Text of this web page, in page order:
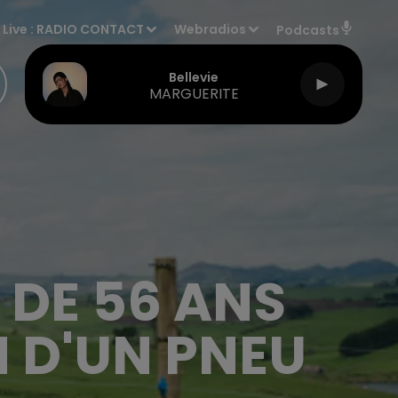
Live : RADIO CONTACT Webradios Podcasts
Bellevie
MARGUERITE
56 ANS
D'UN PNEU